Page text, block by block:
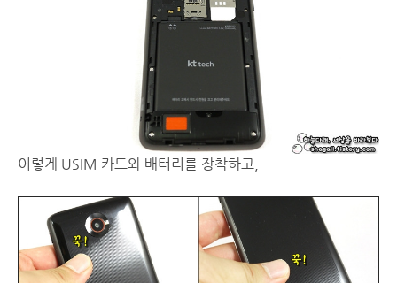
이렇게 USIM 카드와 배터리를 장착하고,